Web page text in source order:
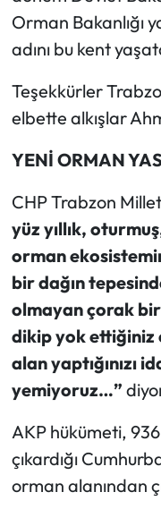
Orman Bakanlığı
adını bu kent
Teşekkürler
elbette alkışlar
YENİ ORMAN
CHP Trabzon
yüz yıllık,
orman
bir dağın
olmayan çorak
dikip yok ettiğiniz
alan yaptığınızı
yemiyoruz…”
AKP hükümeti,
çıkardığı
orman alanından